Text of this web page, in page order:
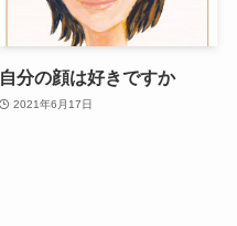
自分の顔は好きですか
2021年6月17日